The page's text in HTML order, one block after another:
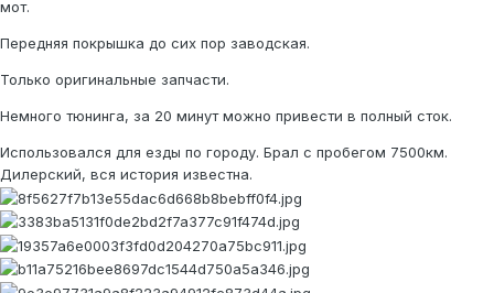
мот.
Передняя покрышка до сих пор заводская.
Только оригинальные запчасти.
Немного тюнинга, за 20 минут можно привести в полный сток.
Использовался для езды по городу. Брал с пробегом 7500км.
Дилерский, вся история известна.